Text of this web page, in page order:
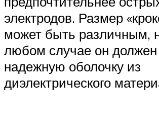
электродов. Размер
может быть различным,
любом случае он
надежную оболочку из
диэлектрического